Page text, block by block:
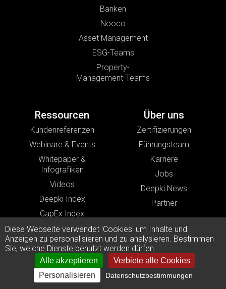
Banken
Nooco
Asset Management
ESG-Teams
Property-
Management-Teams
Ressourcen
Kundenreferenzen
Webinare & Events
Whitepaper &
Infografiken
Videos
Deepki Index
CapEx Index
Blog
Über uns
Zertifizierungen
Führungsteam
Karriere
Jobs
Deepki News
Partner
Kontakt
Deepki Deutschland GmbH
Diese Webseite verwendet 'Cookies' um Inhalte und
Anzeigen zu personalisieren und zu analysieren. Bestimmen
Sie, welche Dienste benutzt werden dürfen
Alle akzeptieren
Verbiete alle Cookies
Personalisieren
Datenschutzbestimmungen